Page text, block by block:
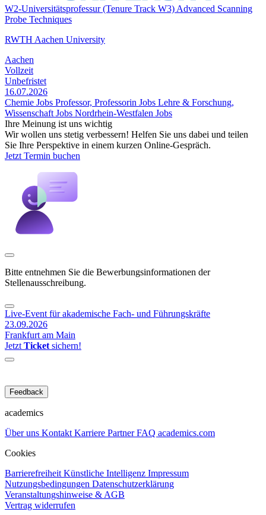
W2-Universitätsprofessur (Tenure Track W3) Advanced Scanning
Probe Techniques
RWTH Aachen University
Aachen
Vollzeit
Unbefristet
16.07.2026
Chemie Jobs Professor, Professorin Jobs Lehre & Forschung,
Wissenschaft Jobs Nordrhein-Westfalen Jobs
Ihre Meinung ist uns wichtig
Wir wollen uns stetig verbessern! Helfen Sie uns dabei und teilen
Sie Ihre Perspektive in einem kurzen Online-Gespräch.
Jetzt Termin buchen
Bitte entnehmen Sie die Bewerbungsinformationen der
Stellenausschreibung.
Live-Event für akademische Fach- und Führungskräfte
23.09.2026
Frankfurt am Main
Jetzt Ticket sichern!
Feedback
academics
Über uns Kontakt Karriere PartnerFAQ academics.com
Cookies
Barrierefreiheit Künstliche Intelligenz Impressum
Nutzungsbedingungen Datenschutzerklärung
Veranstaltungshinweise & AGB
Vertrag widerrufen